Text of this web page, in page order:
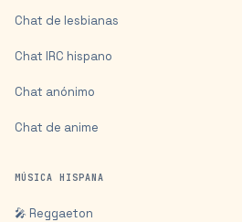
Chat de lesbianas
Chat IRC hispano
Chat anónimo
Chat de anime
MÚSICA HISPANA
🎤 Reggaeton